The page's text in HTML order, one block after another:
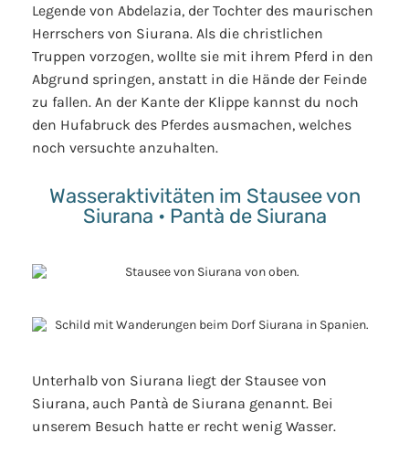
Legende von Abdelazia, der Tochter des maurischen
Herrschers von Siurana. Als die christlichen
Truppen vorzogen, wollte sie mit ihrem Pferd in den
Abgrund springen, anstatt in die Hände der Feinde
zu fallen. An der Kante der Klippe kannst du noch
den Hufabruck des Pferdes ausmachen, welches
noch versuchte anzuhalten.
Wasseraktivitäten im Stausee von
Siurana • Pantà de Siurana
Unterhalb von Siurana liegt der Stausee von
Siurana, auch Pantà de Siurana genannt. Bei
unserem Besuch hatte er recht wenig Wasser.